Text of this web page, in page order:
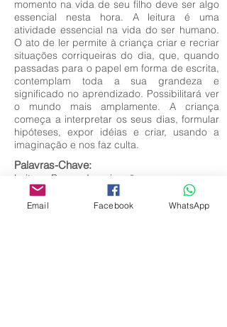
momento na vida de seu filho deve ser algo
essencial nesta hora. A leitura é uma
atividade essencial na vida do ser humano.
O ato de ler permite à criança criar e recriar
situações corriqueiras do dia, que, quando
passadas para o papel em forma de escrita,
contemplam toda a sua grandeza e
significado no aprendizado. Possibilitará ver
o mundo mais amplamente. A criança
começa a interpretar os seus dias, formular
hipóteses, expor idéias e criar, usando a
imaginação e nos faz culta.
Palavras-Chave:
Leitura; Prazer; Imaginação.
Email Facebook WhatsApp